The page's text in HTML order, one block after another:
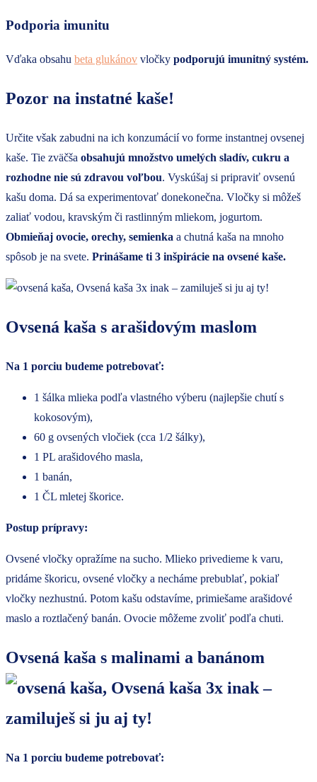
Podporia imunitu
Vďaka obsahu beta glukánov vločky podporujú imunitný systém.
Pozor na instatné kaše!
Určite však zabudni na ich konzumácií vo forme instantnej ovsenej
kaše. Tie zväčša obsahujú množstvo umelých sladív, cukru a
rozhodne nie sú zdravou voľbou. Vyskúšaj si pripraviť ovsenú
kašu doma. Dá sa experimentovať donekonečna. Vločky si môžeš
zaliať vodou, kravským či rastlinným mliekom, jogurtom.
Obmieňaj ovocie, orechy, semienka a chutná kaša na mnoho
spôsob je na svete. Prinášame ti 3 inšpirácie na ovsené kaše.
Ovsená kaša s arašidovým maslom
Na 1 porciu budeme potrebovať:
1 šálka mlieka podľa vlastného výberu (najlepšie chutí s
kokosovým),
60 g ovsených vločiek (cca 1/2 šálky),
1 PL arašidového masla,
1 banán,
1 ČL mletej škorice.
Postup prípravy:
Ovsené vločky opražíme na sucho. Mlieko privedieme k varu,
pridáme škoricu, ovsené vločky a necháme prebublať, pokiaľ
vločky nezhustnú. Potom kašu odstavíme, primiešame arašidové
maslo a roztlačený banán. Ovocie môžeme zvoliť podľa chuti.
Ovsená kaša s malinami a banánom
Na 1 porciu budeme potrebovať: